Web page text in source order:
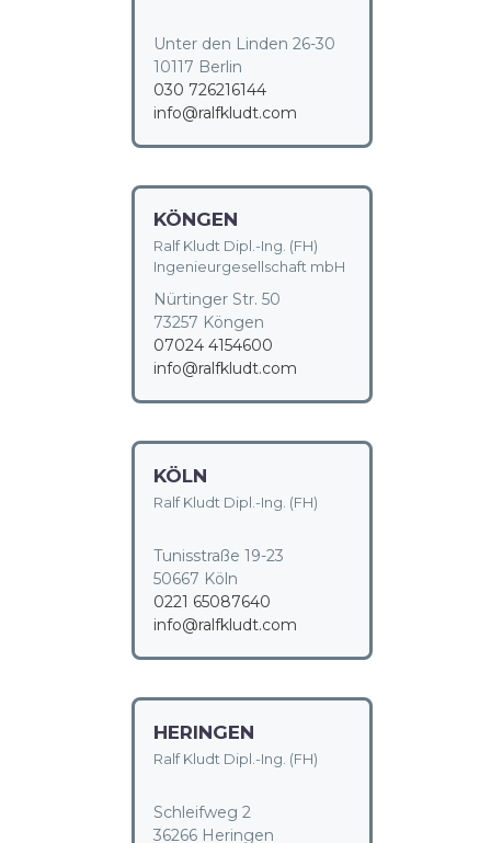
Unter den Linden 26-30
10117 Berlin
030 726216144
info@ralfkludt.com
KÖNGEN
Ralf Kludt Dipl.-Ing. (FH)
Ingenieurgesellschaft mbH
Nürtinger Str. 50
73257 Köngen
07024 4154600
info@ralfkludt.com
KÖLN
Ralf Kludt Dipl.-Ing. (FH)
Tunisstraße 19-23
50667 Köln
0221 65087640
info@ralfkludt.com
HERINGEN
Ralf Kludt Dipl.-Ing. (FH)
Schleifweg 2
36266 Heringen